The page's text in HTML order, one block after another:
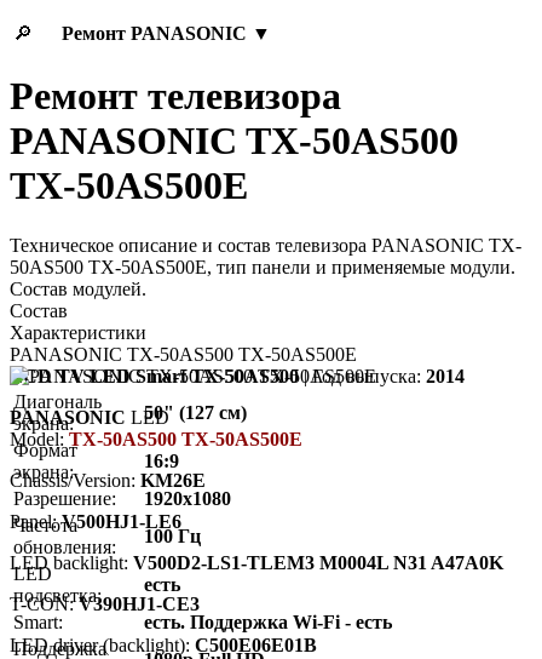
🔎 Ремонт PANASONIC ▼
Ремонт телевизора
PANASONIC TX-50AS500
TX-50AS500E
Техническое описание и состав телевизора PANASONIC TX-
50AS500 TX-50AS500E, тип панели и применяемые модули.
Состав модулей.
Состав
Характеристики
PANASONIC TX-50AS500 TX-50AS500E
LCD TV LED Smart TX-50AS500| Год выпуска: 2014
Диагональ
экрана:
50" (127 см)
Формат
экрана:
16:9
Разрешение:
1920x1080
Частота
обновления:
100 Гц
LED
подсветка:
есть
Smart:
есть. Поддержка Wi-Fi - есть
Поддержка
PANASONIC LED
Model: TX-50AS500 TX-50AS500E
Chassis/Version: KM26E
Panel:V500HJ1-LE6
LED backlight: V500D2-LS1-TLEM3 M0004L N31 A47A0K
T-CON:V390HJ1-CE3
LED driver (backlight): C500E06E01B